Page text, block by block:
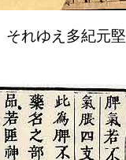
れゆえ多紀元